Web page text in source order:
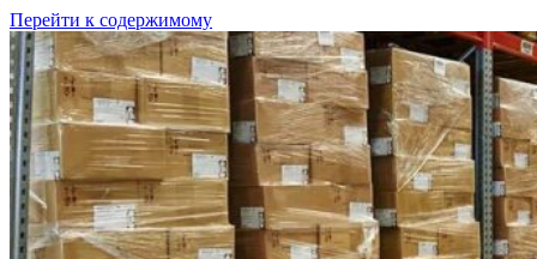
Перейти к содержимому